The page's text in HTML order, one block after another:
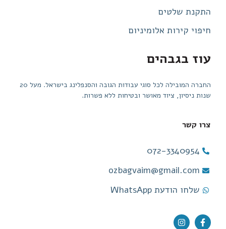
התקנת שלטים
חיפוי קירות אלומיניום
עוז בגבהים
החברה המובילה לכל סוגי עבודות הגובה והסנפלינג בישראל. מעל 20
שנות ניסיון, ציוד מאושר ובטיחות ללא פשרות.
צרו קשר
072-3340954
ozbagvaim@gmail.com
שלחו הודעת WhatsApp